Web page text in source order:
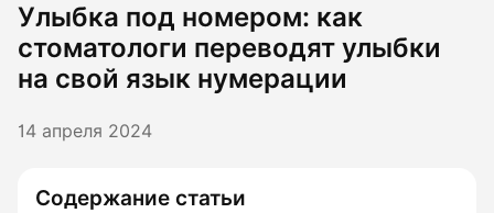
Улыбка под номером: как
стоматологи переводят улыбки
на свой язык нумерации
14 апреля 2024
Содержание статьи